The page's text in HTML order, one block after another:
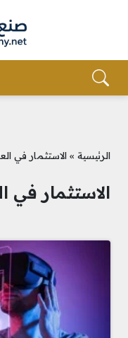
الرئيسية » الاستثمار في
الاستثمار في